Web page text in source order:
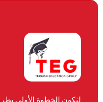
لنكون الخطوة الأولى